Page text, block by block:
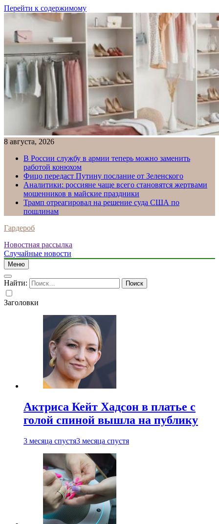
Перейти к содержимому
8 августа, 2026
В России службу в армии теперь можно заменить
работой конюхом
Фицо передаст Путину послание от Зеленского
Аналитики: россияне чаще всего становятся жертвами
мошенников в майские праздники
Трамп отреагировал на решение суда США по
пошлинам
Гардероб
Новостная рассылка
Случайные новости
Меню
Найти:
Заголовки
Актриса Кейт Хадсон в платье с
голой спиной вышла на публику
3 месяца спустя3 месяца спустя